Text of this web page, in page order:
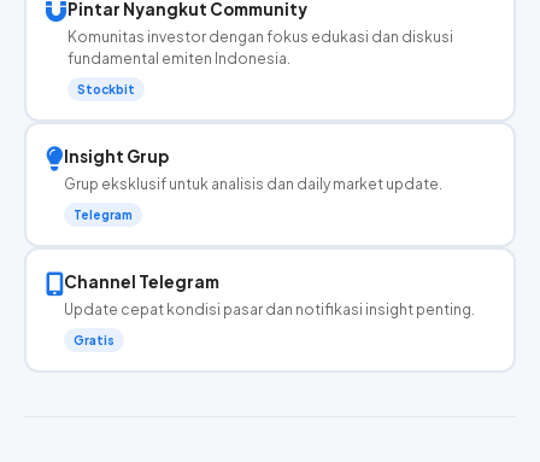
Pintar Nyangkut Community
Komunitas investor dengan fokus edukasi dan diskusi
fundamental emiten Indonesia.
Stockbit
Insight Grup
Grup eksklusif untuk analisis dan daily market update.
Telegram
Channel Telegram
Update cepat kondisi pasar dan notifikasi insight penting.
Gratis